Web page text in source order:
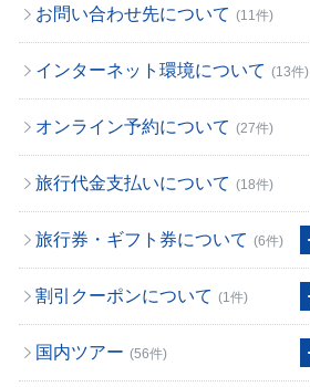
お問い合わせ先について (11件)
インターネット環境について (13件)
オンライン予約について (27件)
旅行代金支払いについて (18件)
旅行券・ギフト券について (6件)
割引クーポンについて (1件)
国内ツアー (56件)